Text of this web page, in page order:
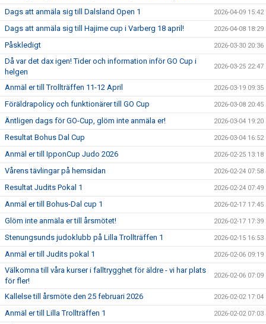
Dags att anmäla sig till Dalsland Open 1 2026-04-09 15:42
Dags att anmäla sig till Hajime cup i Varberg 18 april! 2026-04-08 18:29
Påskledigt 2026-03-30 20:36
Då var det dax igen! Tider och information inför GO Cup i
helgen
2026-03-25 22:47
Anmäl er till Trollträffen 11-12 April 2026-03-19 09:35
Föräldrapolicy och funktionärer till GO Cup 2026-03-08 20:45
Äntligen dags för GO-Cup, glöm inte anmäla er! 2026-03-04 19:20
Resultat Bohus Dal Cup 2026-03-04 16:52
Anmäl er till IpponCup Judo 2026 2026-02-25 13:18
Vårens tävlingar på hemsidan 2026-02-24 07:58
Resultat Judits Pokal 1 2026-02-24 07:49
Anmäl er till Bohus-Dal cup 1 2026-02-17 17:45
Glöm inte anmäla er till årsmötet! 2026-02-17 17:39
Stenungsunds judoklubb på Lilla Trollträffen 1 2026-02-15 16:53
Anmäl er till Judits pokal 1 2026-02-06 09:19
Välkomna till våra kurser i falltrygghet för äldre - vi har plats
för fler!
2026-02-06 07:09
Kallelse till årsmöte den 25 februari 2026 2026-02-02 17:04
Anmäl er till Lilla Trollträffen 1 2026-02-02 07:03